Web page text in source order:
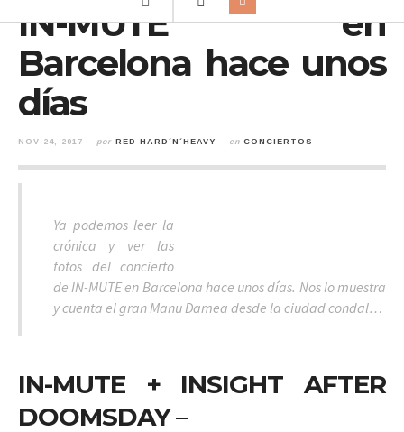
IN-MUTE en
Barcelona hace unos
días
NOV 24, 2017 por RED HARD´N´HEAVY en CONCIERTOS
Ya podemos leer la
crónica y ver las
fotos del concierto
de IN-MUTE en Barcelona hace unos días. Nos lo muestra
y cuenta el gran Manu Damea desde la ciudad condal…
IN-MUTE + INSIGHT AFTER
DOOMSDAY–